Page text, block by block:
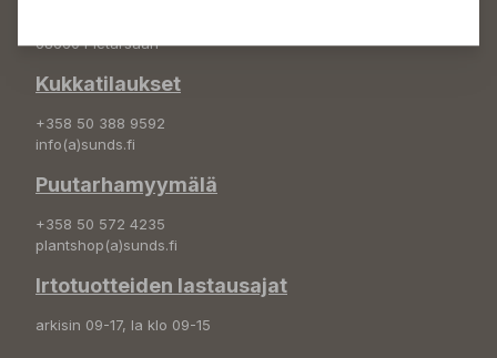
68660 Pietarsaari
Kukkatilaukset
+358 50 388 9592
info(a)sunds.fi
Puutarhamyymälä
+358 50 572 4235
plantshop(a)sunds.fi
Irtotuotteiden lastausajat
arkisin 09-17, la klo 09-15